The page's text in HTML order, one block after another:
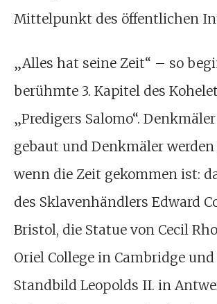
Mittelpunkt des öffentlichen
„Alles hat seine Zeit“ – so
berühmte 3. Kapitel des
„Predigers Salomo“.
gebaut und Denkmäler
wenn die Zeit gekommen ist:
des Sklavenhändlers Edward
Bristol, die Statue von Cecil
Oriel College in Cambridge und
Standbild Leopolds II. in